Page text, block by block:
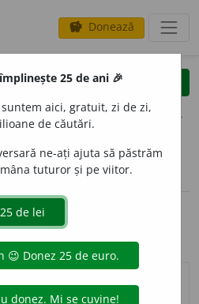
savings Donează
clear
opțiuni
volume_up (4)
25 de ani 🎉
aici, gratuit, zi de zi,
de căutări.
ne-ați ajuta să păstrăm
tuturor și pe viitor.